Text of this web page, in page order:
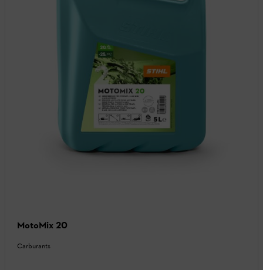
MotoMix 20
Carburants